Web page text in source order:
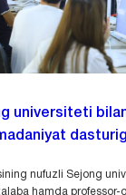
universiteti
nufuzli Sejong
hamda professor-